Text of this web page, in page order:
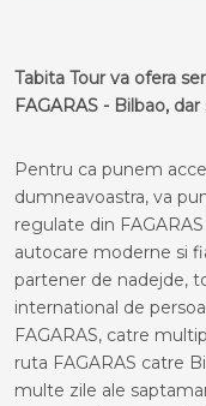
Tabita Tour va ofera
FAGARAS - Bilbao,
Pentru ca punem
dumneavoastra, va
regulate din
autocare moderne si
partener de nadejde,
international de
FAGARAS, catre
ruta FAGARAS catre
multe zile ale